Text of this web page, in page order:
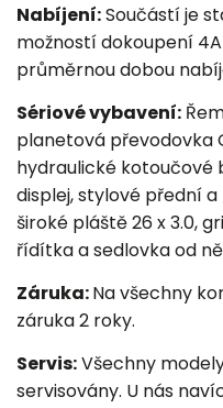
Nabíjení:Součástí je
možností dokoupení
průměrnou dobou
Sériové vybavení:
planetová převodovka
hydraulické kotoučové
displej, stylové přední
široké pláště 26 x 3.0,
řídítka a sedlovka od
Záruka:Na všechny
záruka 2 roky.
Servis:Všechny
servisovány. U nás